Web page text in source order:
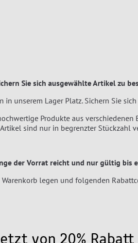
Sie sich ausgewählte Artikel zu
in unserem Lager Platz. Sichern Sie
Produkte aus
sind nur in begrenzter Stückzahl
der Vorrat reicht und nur gültig bis
legen und folgenden